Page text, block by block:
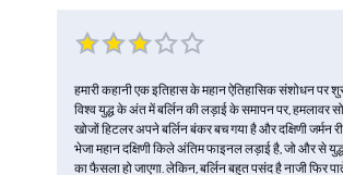
हमारी कहानी एक इतिहास के महान ऐतिहासिक संशोधन पर
विश्व युद्ध के अंत में बर्लिन की लड़ाई के समापन पर, हमलावर
खोजों हिटलर अपने बर्लिन बंकर बच गया है और दक्षिणी जर्मन
भेजा महान दक्षिणी किले अंतिम फाइनल लड़ाई है, जो और से
का फैसला हो जाएगा. लेकिन, बर्लिन बहुत पसंद है नाजी फिर